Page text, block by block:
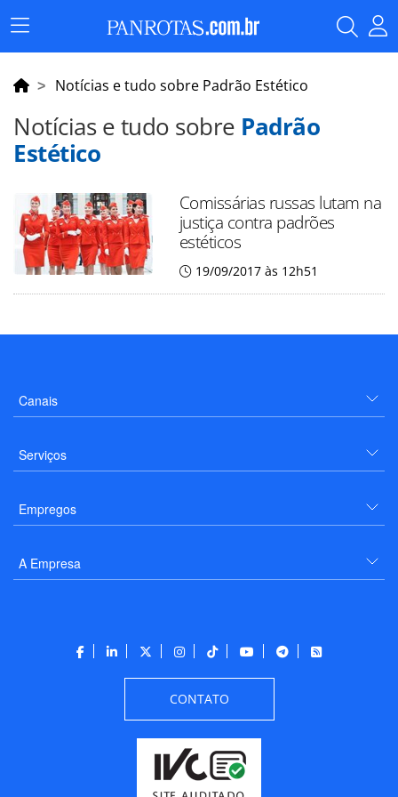
Menu
Principal
Notícias e tudo sobre Padrão Estético
Notícias e tudo sobre Padrão
Estético
Comissárias russas lutam na
justiça contra padrões
estéticos
19/09/2017 às 12h51
Canais
Serviços
Empregos
A Empresa
CONTATO